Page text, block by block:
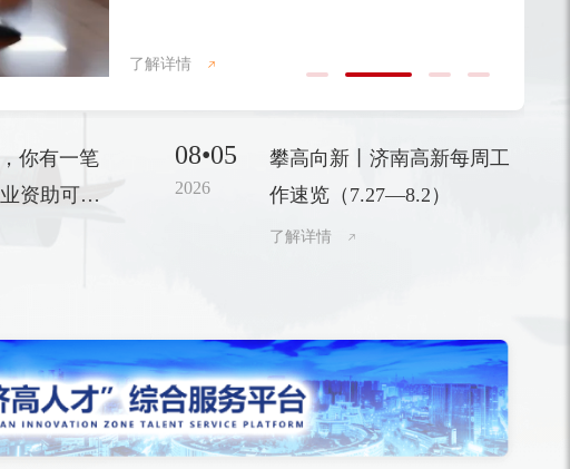
管委会主任常绪扩出席会议并讲话。济南高新
工作部部长许盈盈宣读了《关于表彰济南高新
区优秀共产党员、优秀党务工作者和先进基层
党组织的决定》，与会领导为受表彰代表颁
了解详情
你有一笔
资助可以
08•05
2026
攀高向新丨济南高新每周工
作速览（7.27—8.2）
了解详情